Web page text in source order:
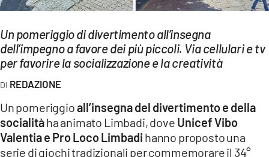
LAC ONAIR
LaC
Network
LACPLAY.IT
LACTV.IT
Un pomeriggio di divertimento all’insegna
dell’impegno a favore dei più piccoli. Via cellulari e tv
per favorire la socializzazione e la creatività
REDAZIONE
Un pomeriggioall’insegna del divertimento e della
socialitàha animato Limbadi, dove Unicef Vibo
Valentia e Pro Loco Limbadi hanno proposto una
serie di giochi tradizionali per commemorare il 34°